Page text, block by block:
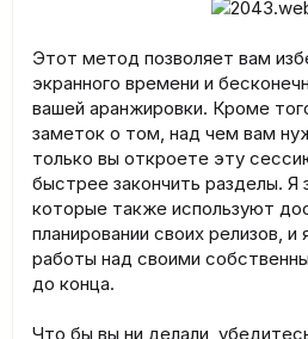
Этот метод позволяет вам
экранного времени и
вашей аранжировки. Кроме
заметок о том, над чем вам
только вы откроете эту
быстрее закончить разделы. Я
которые также используют
планировании своих релизов, и
работы над своими
до конца.
Что бы вы ни делали,